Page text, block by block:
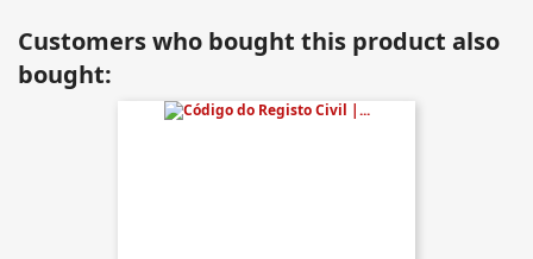
Customers who bought this product also
bought: